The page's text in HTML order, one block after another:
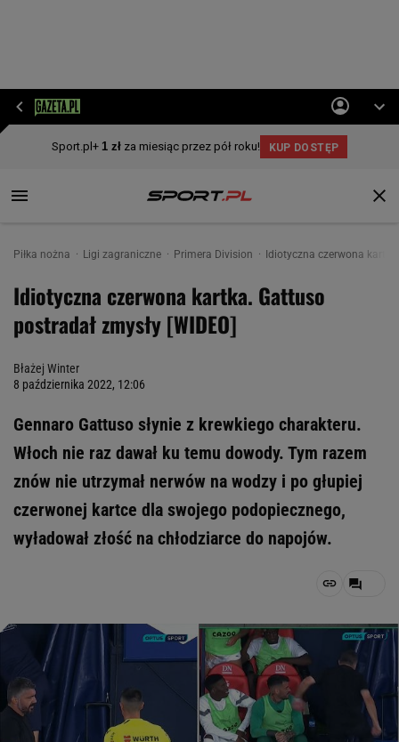
Piłka nożna Ligi zagraniczne Primera Division Idiotyczna czerwona
Idiotyczna czerwona kartka. Gattuso
postradał zmysły [WIDEO]
Błażej Winter
8 października 2022, 12:06
Gennaro Gattuso słynie z krewkiego charakteru.
Włoch nie raz dawał ku temu dowody. Tym razem
znów nie utrzymał nerwów na wodzy i po głupiej
czerwonej kartce dla swojego podopiecznego,
wyładował złość na chłodziarce do napojów.